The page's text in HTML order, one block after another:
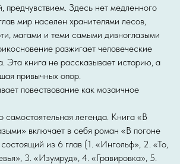
предчувствием. Здесь нет медленного
мир населен хранителями лесов,
магами и теми самыми дивноглазыми
разжигает человеческие
Эта книга не рассказывает историю, а
привычных опор.
повествование как мозаичное
самостоятельная легенда. Книга «В
включает в себя роман «В погоне
из 6 глав (1. «Ингольф», 2. «То,
3. «Изумруд», 4. «Гравировка», 5.